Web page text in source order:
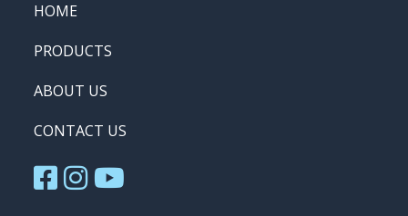
HOME
PRODUCTS
ABOUT US
CONTACT US